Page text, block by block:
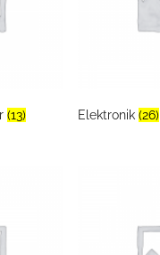
(13) Elektronik(26)